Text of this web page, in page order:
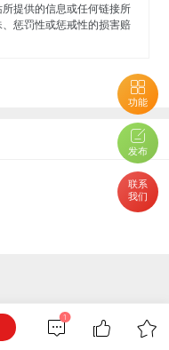
功能
发布
联系
我们
提供的信息或任何链接所
惩罚性或惩戒性的损害赔
1